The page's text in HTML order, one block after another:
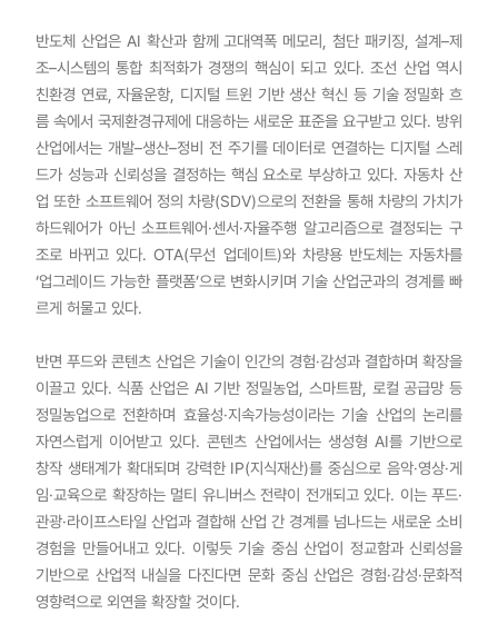
반도체 산업은 AI 확산과 함께 고대역폭 메모리, 첨단 패키징, 설계–제
조–시스템의 통합 최적화가 경쟁의 핵심이 되고 있다. 조선 산업 역시
친환경 연료, 자율운항, 디지털 트윈 기반 생산 혁신 등 기술 정밀화 흐
름 속에서 국제환경규제에 대응하는 새로운 표준을 요구받고 있다. 방위
산업에서는 개발–생산–정비 전 주기를 데이터로 연결하는 디지털 스레
드가 성능과 신뢰성을 결정하는 핵심 요소로 부상하고 있다. 자동차 산
업 또한 소프트웨어 정의 차량(SDV)으로의 전환을 통해 차량의 가치가
하드웨어가 아닌 소프트웨어·센서·자율주행 알고리즘으로 결정되는 구
조로 바뀌고 있다. OTA(무선 업데이트)와 차량용 반도체는 자동차를
‘업그레이드 가능한 플랫폼’으로 변화시키며 기술 산업군과의 경계를 빠
르게 허물고 있다.
반면 푸드와 콘텐츠 산업은 기술이 인간의 경험·감성과 결합하며 확장을
이끌고 있다. 식품 산업은 AI 기반 정밀농업, 스마트팜, 로컬 공급망 등
정밀농업으로 전환하며 효율성·지속가능성이라는 기술 산업의 논리를
자연스럽게 이어받고 있다. 콘텐츠 산업에서는 생성형 AI를 기반으로
창작 생태계가 확대되며 강력한 IP(지식재산)를 중심으로 음악·영상·게
임·교육으로 확장하는 멀티 유니버스 전략이 전개되고 있다. 이는 푸드·
관광·라이프스타일 산업과 결합해 산업 간 경계를 넘나드는 새로운 소비
경험을 만들어내고 있다. 이렇듯 기술 중심 산업이 정교함과 신뢰성을
기반으로 산업적 내실을 다진다면 문화 중심 산업은 경험·감성·문화적
영향력으로 외연을 확장할 것이다.